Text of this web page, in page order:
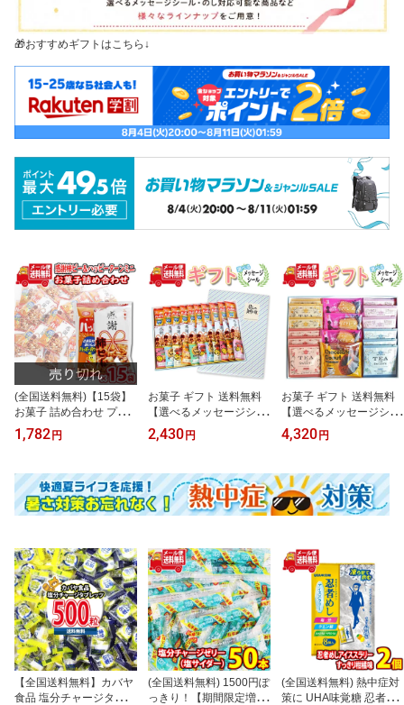
🎁おすすめギフトはこちら↓
(全国送料無料)【15袋】
お菓子 詰め合わせ プチ
袋ギフト 感謝柿ピーとハ
ッピーターンミニ 袋詰め
b9214)【送料無料 詰め
合わせ おやつ 小袋 個包
装 小袋 お試し】
1,782 円
お菓子 ギフト 送料無料
【選べるメッセージシー
ル】ハッピースマイル！
感謝ギフトセット (3種・
b9322g)【お菓子 詰め合
わせ ギフト 感謝 お菓子
個包装 お礼 お返し 挨拶
退職 お菓子 プチギフ
2,430 円
お菓子 ギフト 送料無料
【選べるメッセージシー
ル】パティスリーがえら
んだ美味しい紅茶と洋菓
ット メール便(6種・計16
コ)(omtmb9374g)【お菓
子詰め合わせ ギフト 感
謝 お菓子 個包装 お礼 お
贈り物 プチギフト プレ
ゼント】
4,320 円
【全国送料無料】カバヤ
食品 塩分チャージタブレ
(全国送料無料) 1500円ぽ
っきり！【期間限定増量
(全国送料無料) 熱中症対
策に UHA味覚糖 忍者め